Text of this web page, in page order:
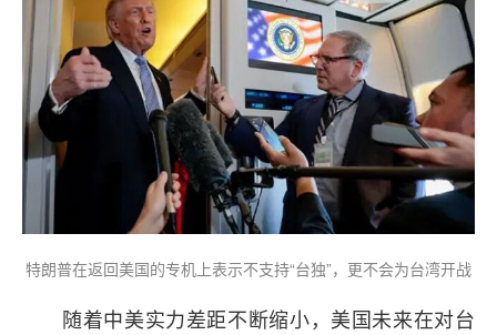
特朗普在返回美国的专机上表示不支持“台独”，更不会为台湾开战
随着中美实力差距不断缩小，美国未来在对台